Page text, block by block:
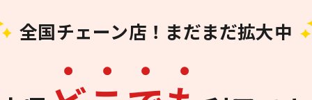
全国チェーン店！まだまだ拡大中